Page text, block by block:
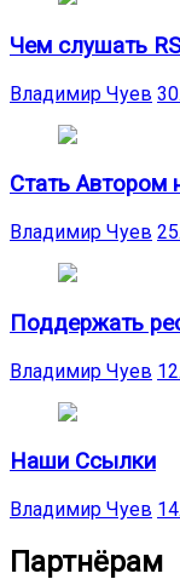
Чем слушать
Владимир Чуев
Стать Автором
Владимир Чуев
Поддержать
Владимир Чуев
Наши Ссылки
Владимир Чуев
Партнёрам